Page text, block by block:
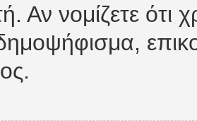
Αν νομίζετε ότι